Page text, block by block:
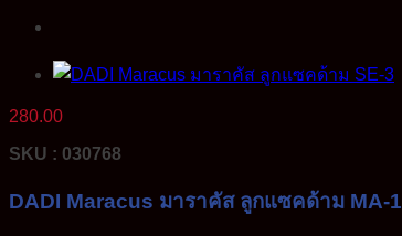
280.00
SKU : 030768
DADI Maracus มาราคัส ลูกแซคด้าม MA-1